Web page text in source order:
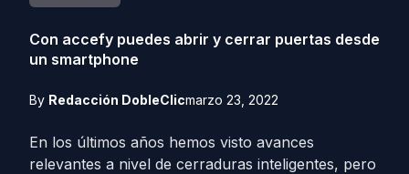
Con accefy puedes abrir y cerrar puertas desde
un smartphone
By Redacción DobleClicmarzo 23, 2022
En los últimos años hemos visto avances
relevantes a nivel de cerraduras inteligentes, pero